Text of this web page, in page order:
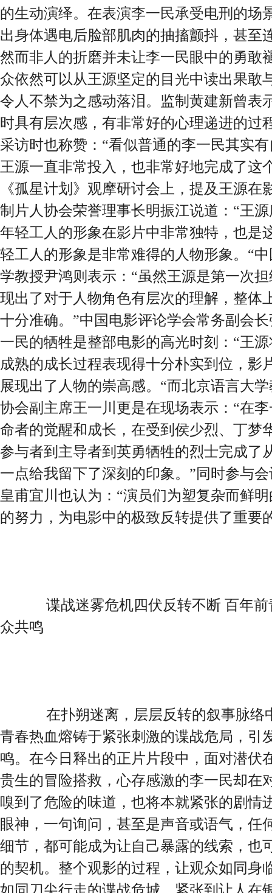
的生动演绎。在表演李一民承受电刑的场
出身体遇电后脸部肌肉的抽搐颤抖，甚至
然而非人的折磨并未让李一民眼中的勇敢
众依然可以从王源坚定的目光中读出果敢
令人不禁为之感动落泪。监制黄建新曾表
时具有层次感，有非常好的心理递进的过
采访时也称赞：“看似普通的李一民其实
王源一直非常投入，也非常好地完成了这
《孤星计划》观摩研讨会上，提及王源在
制片人协会荣誉理事长明振江说道：“王
年轻工人的形象在影片中非常独特，也是
轻工人的形象是非常难得的人物形象。“
学教授尹鸿则表示：“虽然王源是第一次
现出了对于人物角色有层次的理解，整体
十分准确。”中国电影评论学会常务副会
一民的牺牲是整部电影的高光时刻：“王
成熟的成长过程表现得十分朴实到位，影
展现出了人物的崇高感。“而北京语言大
协会副主席王一川更是在现场表示：“在
命者的觉醒和成长，在受到侯少烈、丁梦
参与者到主导者到英勇牺牲的烈士完成了
一点给我留下了深刻的印象。”同时参与
皇甫宜川也认为：“演员们为塑复杂而鲜
的努力，为电影中的极致反转提供了重要
谍战迷雾危机四伏反转不断 百年前
众共鸣
在扑朔迷离，层层反转的叙事脉络
青春热血熔铸于紧张刺激的谍战危局，引
鸣。在今日释出的正片片段中，面对潜伏
贵生的冒险搭救，心存感激的李一民却在
嗅到了危险的味道，也将本就紧张的剧情
眼神，一句询问，甚至是声音或语气，任
细节，都可能成为让自己暴露的线索，也
的契机。整个观影的过程，让观众如同身
如同刀尖行走的谍战危城，紧张到让人在